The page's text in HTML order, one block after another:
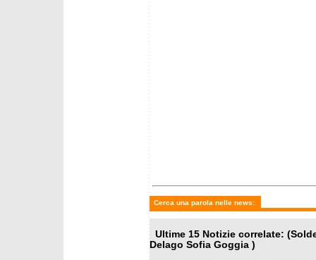
Cerca una parola nelle news:
Ultime 15 Notizie correlate:
Delago Sofia Goggia )